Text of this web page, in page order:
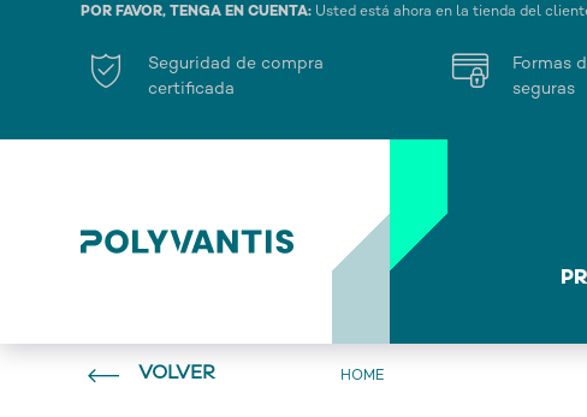
POR FAVOR, TENGA EN CUENTA: Usted está ahora en la tienda del
Seguridad de compra
certificada
Formas
seguras
VOLVER HOME